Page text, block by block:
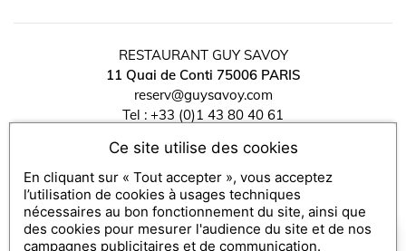
RESTAURANT GUY SAVOY
11 Quai de Conti 75006 PARIS
reserv@guysavoy.com
Tel : +33 (0)1 43 80 40 61
FAQ acheteur
Mentions légales
contact
Politique de Confidentialité
Gestion des cookies
Comment puis-je vous aider ?
Ce site utilise des cookies
En cliquant sur « Tout accepter », vous acceptez
l’utilisation de cookies à usages techniques
nécessaires au bon fonctionnement du site, ainsi que
des cookies pour mesurer l'audience du site et de nos
campagnes publicitaires et de communication.